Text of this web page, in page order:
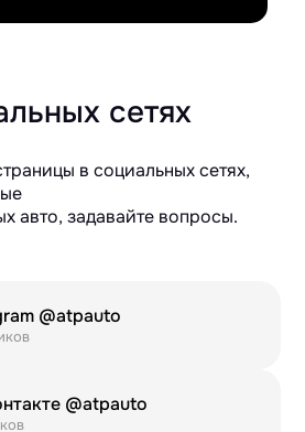
сетях
в социальных сетях,
авто, задавайте вопросы.
@atpauto
@atpauto